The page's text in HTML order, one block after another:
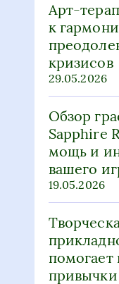
Арт-
к
кризисов
29.05.2026
Обзор
Sapphire
мощь и
вашего
19.05.2026
помогает
привычки